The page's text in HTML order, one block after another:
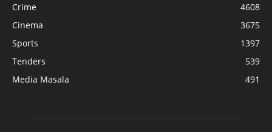
Crime
4608
Cinema
3675
Sports
1397
Tenders
539
Media Masala
491